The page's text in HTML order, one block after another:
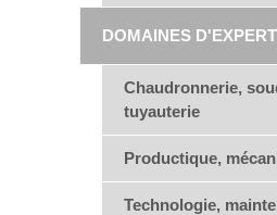
DOMAINES
Chaudronnerie,
tuyauterie
Productique,
Technologie,